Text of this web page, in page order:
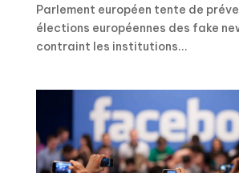
Parlement européen tente de
élections européennes des fake
contraint les institutions...